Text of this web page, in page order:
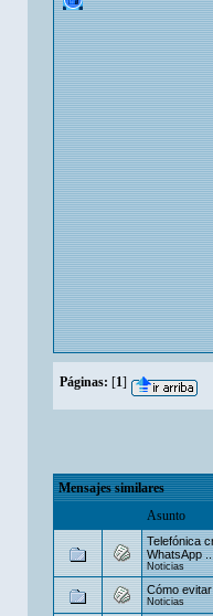
Páginas: [1]
Mensajes similares
Asunto
Telefónica
WhatsApp
Noticias
Cómo
Noticias